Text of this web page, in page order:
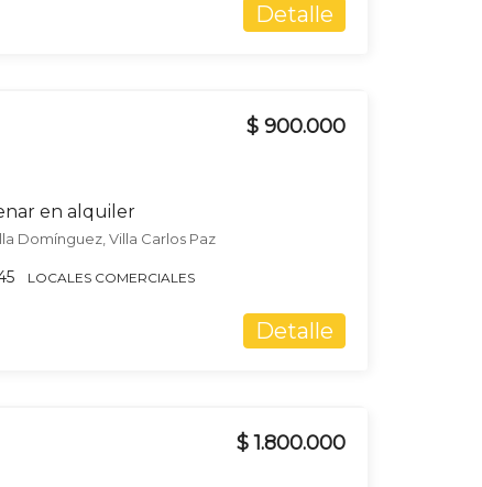
Detalle
en alquiler
$ 900.000
Domínguez, Villa Carlos Paz
LOCALES COMERCIALES
Detalle
$ 1.800.000